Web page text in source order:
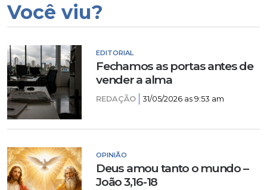
Você viu?
EDITORIAL
Fechamos as portas antes de
vender a alma
REDAÇÃO 31/05/2026 as 9:53 am
OPINIÃO
Deus amou tanto o mundo –
João 3,16-18